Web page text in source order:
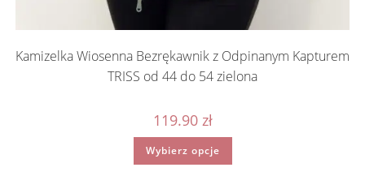
Kamizelka Wiosenna Bezrękawnik z Odpinanym Kapturem
TRISS od 44 do 54 zielona
119.90 zł
Wybierz opcje
Ten
ma